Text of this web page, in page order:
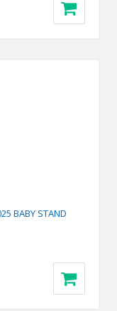
BABY STAND